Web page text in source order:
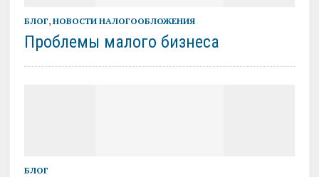
БЛОГ, НОВОСТИ НАЛОГООБЛОЖЕНИЯ
Проблемы малого бизнеса
БЛОГ